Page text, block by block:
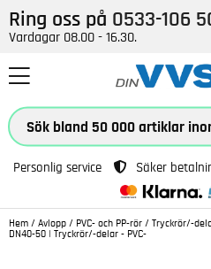
Ring oss på 0533-106
Vardagar 08.00 - 16.30.
Personlig service Säker
Hem / Avlopp / PVC- och PP-rör / Tryckrör/-
DN40-50 | Tryckrör/-delar - PVC-